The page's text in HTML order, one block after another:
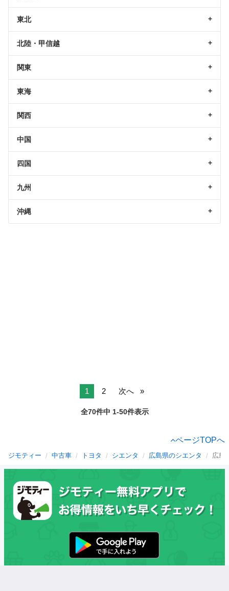
東北
北陸・甲信越
関東
東海
関西
中国
四国
九州
沖縄
1 2 次へ
全70件中 1-50件表示
ページTOPへ
ジモティー 中古車 トヨタ シエンタ 広島県のシエンタ 広島